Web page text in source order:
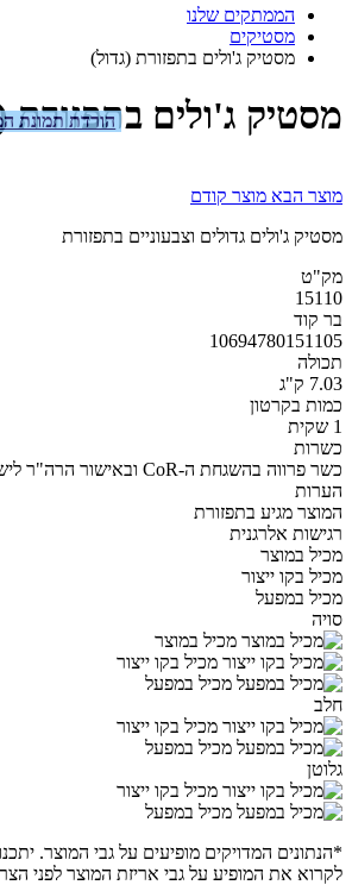
הממתקים שלנו
מסטיקים
מסטיק ג'ולים בתפזורת (גדול)
מסטיק ג'ולים בתפזורת
הורדת תמונת
מוצר הבא מוצר קודם
מסטיק ג'ולים גדולים וצבעוניים בתפזורת
מק"ט
15110
בר קוד
10694780151105
תכולה
7.03 ק"ג
כמות בקרטון
1 שקית
כשרות
כשר פרווה בהשגחת ה-CoR ובאישור הרה"ר לישראל
הערות
המוצר מגיע בתפזורת
רגישות אלרגנית
מכיל במוצר
מכיל בקו ייצור
מכיל במפעל
סויה
מכיל במוצר
מכיל בקו ייצור
מכיל במפעל
חלב
מכיל בקו ייצור
מכיל במפעל
גלוטן
מכיל בקו ייצור
מכיל במפעל
*הנתונים המדויקים מופיעים על גבי המוצר.
לקרוא את המופיע על גבי אריזת המוצר לפני